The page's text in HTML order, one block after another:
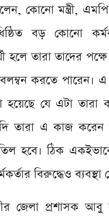
কোনো মন্ত্রী,
বড় কোনো
হলে তারা তাদের
করতে পারেন। এ
হয়েছে যে এটা তারা
তারা এ কাজ করেন
হবে। ঠিক
বিরুদ্ধেও ব্যবস্থা
জেলা প্রশাসক আবু